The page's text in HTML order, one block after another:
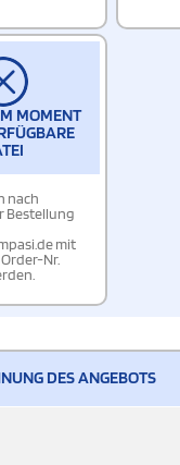
MOMENT
nach
Bestellung
mit
Nr.
DES ANGEBOTS